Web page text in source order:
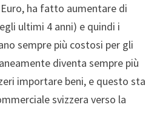
ha fatto aumentare di
ultimi 4 anni) e quindi i
sempre più costosi per gli
diventa sempre più
importare beni, e questo sta
svizzera verso la